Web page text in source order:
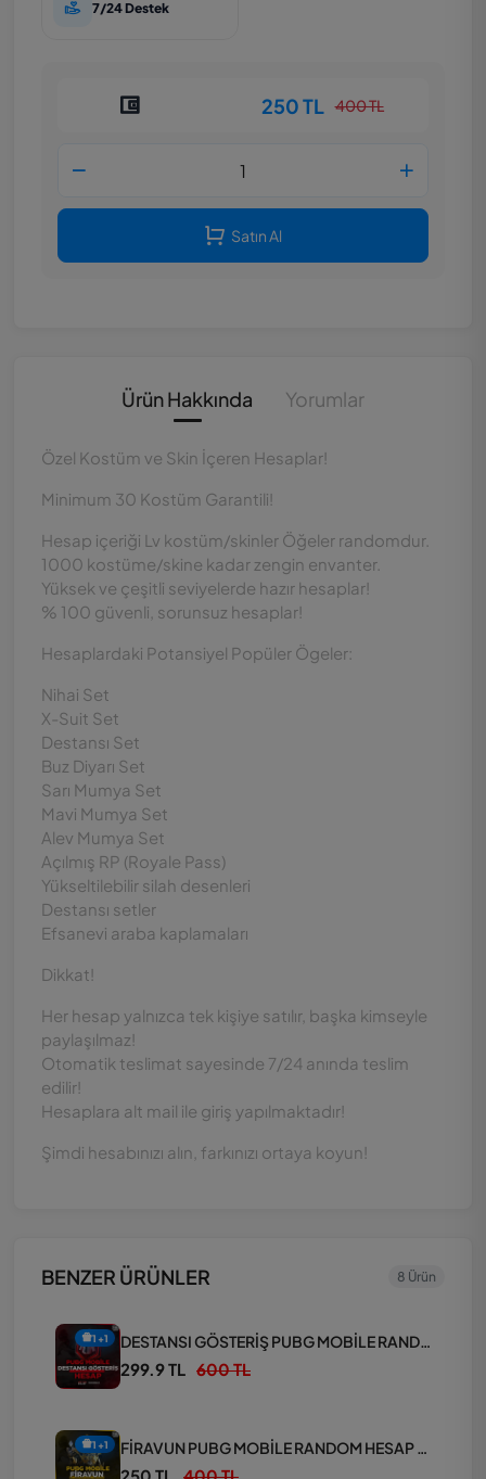
7/24 Destek
250 TL 400 TL
Satın Al
Ürün Hakkında Yorumlar
Özel Kostüm ve Skin İçeren Hesaplar!
Minimum 30 Kostüm Garantili!
Hesap içeriği Lv kostüm/skinler Öğeler randomdur.
1000 kostüme/skine kadar zengin envanter.
Yüksek ve çeşitli seviyelerde hazır hesaplar!
% 100 güvenli, sorunsuz hesaplar!
Hesaplardaki Potansiyel Popüler Ögeler:
Nihai Set
X-Suit Set
Destansı Set
Buz Diyarı Set
Sarı Mumya Set
Mavi Mumya Set
Alev Mumya Set
Açılmış RP (Royale Pass)
Yükseltilebilir silah desenleri
Destansı setler
Efsanevi araba kaplamaları
Dikkat!
Her hesap yalnızca tek kişiye satılır, başka kimseyle
paylaşılmaz!
Otomatik teslimat sayesinde 7/24 anında teslim
edilir!
Hesaplara alt mail ile giriş yapılmaktadır!
Şimdi hesabınızı alın, farkınızı ortaya koyun!
BENZER ÜRÜNLER 8 Ürün
1+1 DESTANSI GÖSTERİŞ PUBG MOBİLE RANDOM HESAP PAKETİ
299.9 TL 600 TL
1+1 FİRAVUN PUBG MOBİLE RANDOM HESAP PAKETİ